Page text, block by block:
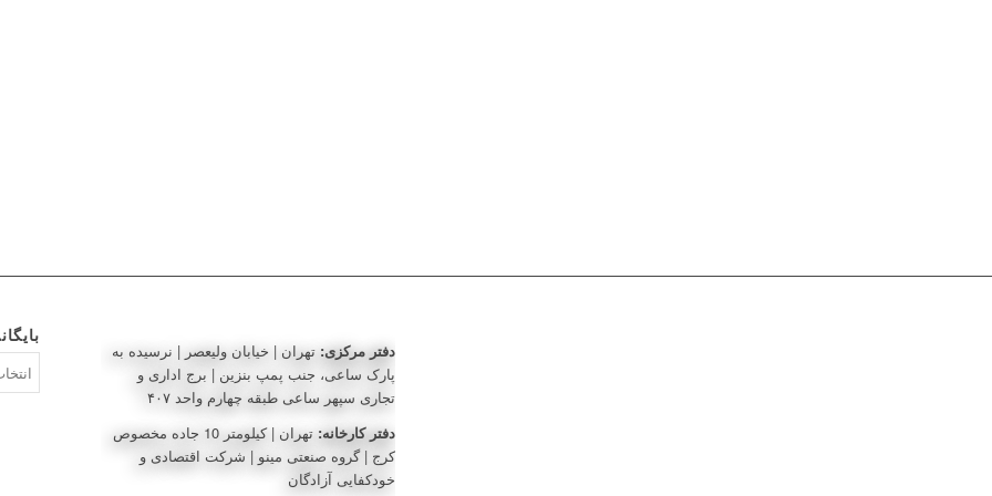
دفتر مرکزی: تهران | خیابان ولیعصر | نرسیده به
پارک ساعی، جنب پمپ بنزین | برج اداری و
تجاری سپهر ساعی طبقه چهارم واحد ۴۰۷
دفتر کارخانه:
تهران | کیلومتر 10 جاده مخصوص
کرج | گروه صنعتی مینو | شرکت اقتصادی و
خودکفایی آزادگان